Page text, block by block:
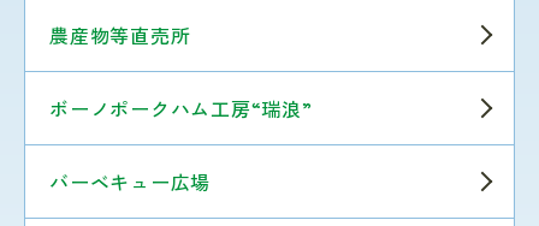
農産物等直売所
ボーノポークハム工房“瑞浪”
バーベキュー広場